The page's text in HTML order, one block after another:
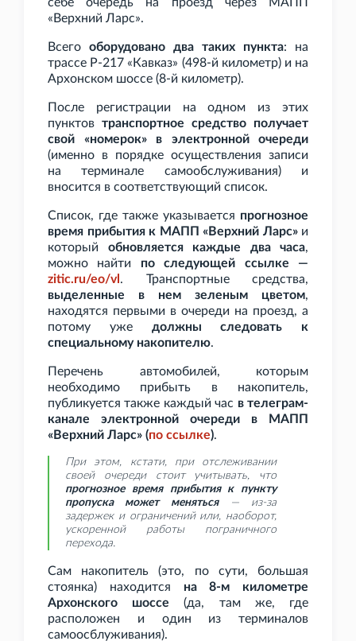
«Верхний Ларс».
Всего оборудовано два таких пункта: на
трассе Р-217 «Кавказ» (498-й километр) и на
Архонском шоссе (8-й километр).
После регистрации на одном из этих
пунктов транспортное средство получает
свой «номерок» в электронной очереди
(именно в порядке осуществления записи
на терминале самообслуживания) и
вносится в соответствующий список.
Список, где также указывается прогнозное
время прибытия к МАПП «Верхний Ларс»и
который обновляется каждые два часа,
можно найти по следующей ссылке —
zitic.ru/eo/vl . Транспортные средства,
выделенные в нем зеленым цветом,
находятся первыми в очереди на проезд, а
потому уже должны следовать к
специальному накопителю.
Перечень автомобилей, которым
необходимо прибыть в накопитель,
публикуется также каждый час в телеграм-
канале электронной очереди в МАПП
«Верхний Ларс» (по ссылке).
При этом, кстати, при отслеживании
своей очереди стоит учитывать, что
прогнозное время прибытия к пункту
пропуска может меняться— из-за
задержек и ограничений или, наоборот,
ускоренной работы пограничного
перехода.
Сам накопитель (это, по сути, большая
стоянка) находится на 8-м километре
Архонского шоссе (да, там же, где
расположен и один из терминалов
самоосблуживания).